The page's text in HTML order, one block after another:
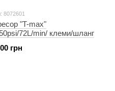
8072601
"T-max"
72L/min/ клеми/шланг
грн